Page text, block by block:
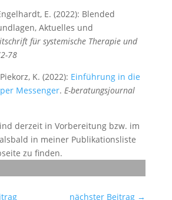
E. (2022): Blended
Aktuelles und
für systemische Therapie und
78
K. (2022): Einführung in die
Messenger. E-beratungsjournal
derzeit in Vorbereitung bzw. im
in meiner Publikationsliste
zu finden.
nächster Beitrag →